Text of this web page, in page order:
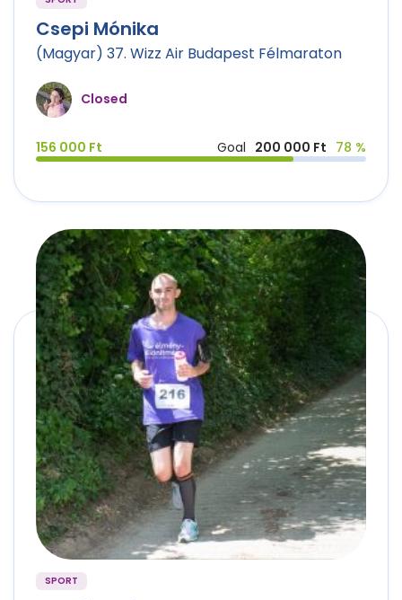
Csepi Mónika
(Magyar) 37. Wizz Air Budapest Félmaraton
Closed
156 000 Ft Goal 200 000 Ft 78 %
SPORT